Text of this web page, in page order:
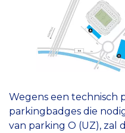
Wegens een technisch
parkingbadges die
van parking O (UZ), zal